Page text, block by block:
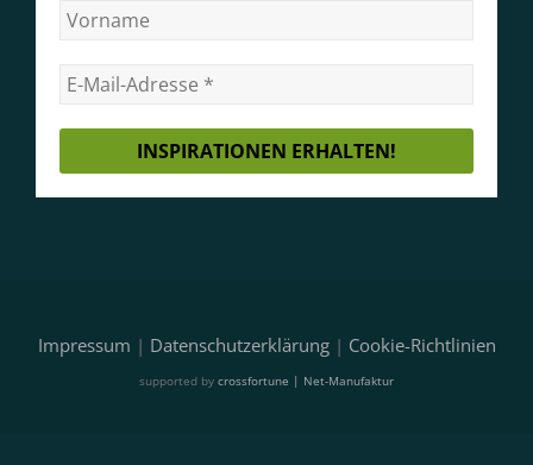
Impressum | Datenschutzerklärung| Cookie-Richtlinien
supported by crossfortune | Net-Manufaktur